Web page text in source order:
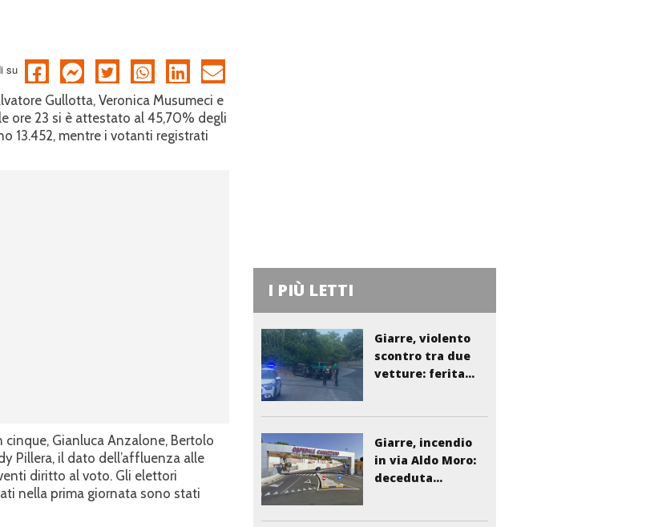
su
Gullotta, Veronica Musumeci e
ore 23 si è attestato al 45,70% degli
13.452, mentre i votanti registrati
Gianluca Anzalone, Bertolo
Pillera, il dato dell’affluenza alle
diritto al voto. Gli elettori
nella prima giornata sono stati
I PIÙ LETTI
Giarre, violento
scontro tra due
vetture: ferita...
Giarre, incendio
in via Aldo Moro:
deceduta...